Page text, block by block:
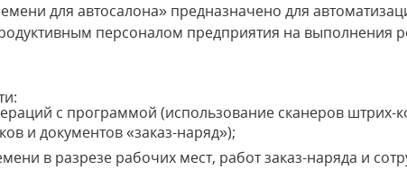
для автосалона» предназначено для
персоналом предприятия на выполнения
с программой (использование сканеров штрих-
и документов «заказ-наряд»);
в разрезе рабочих мест, работ заказ-наряда и